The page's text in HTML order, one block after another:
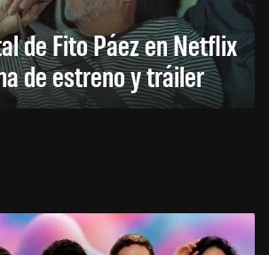
de Fito Páez en Netflix
de estreno y tráiler